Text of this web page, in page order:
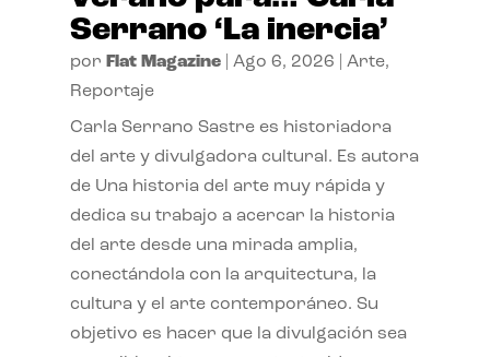
Serrano ‘La inercia’
por Flat Magazine| Ago 6, 2026 Arte,
Reportaje
Carla Serrano Sastre es historiadora
del arte y divulgadora cultural. Es autora
de Una historia del arte muy rápida y
dedica su trabajo a acercar la historia
del arte desde una mirada amplia,
conectándola con la arquitectura, la
cultura y el arte contemporáneo. Su
objetivo es hacer que la divulgación sea